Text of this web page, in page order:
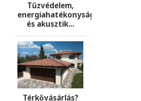
Tűzvédelem,
energiahatékonyság
és akusztik...
Térkővásárlás?